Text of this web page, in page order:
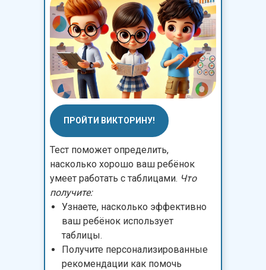
ПРОЙТИ ВИКТОРИНУ!
Тест поможет определить,
насколько хорошо ваш ребёнок
умеет работать с таблицами. Что
получите:
Узнаете, насколько эффективно
ваш ребёнок использует
таблицы.
Получите персонализированные
рекомендации как помочь